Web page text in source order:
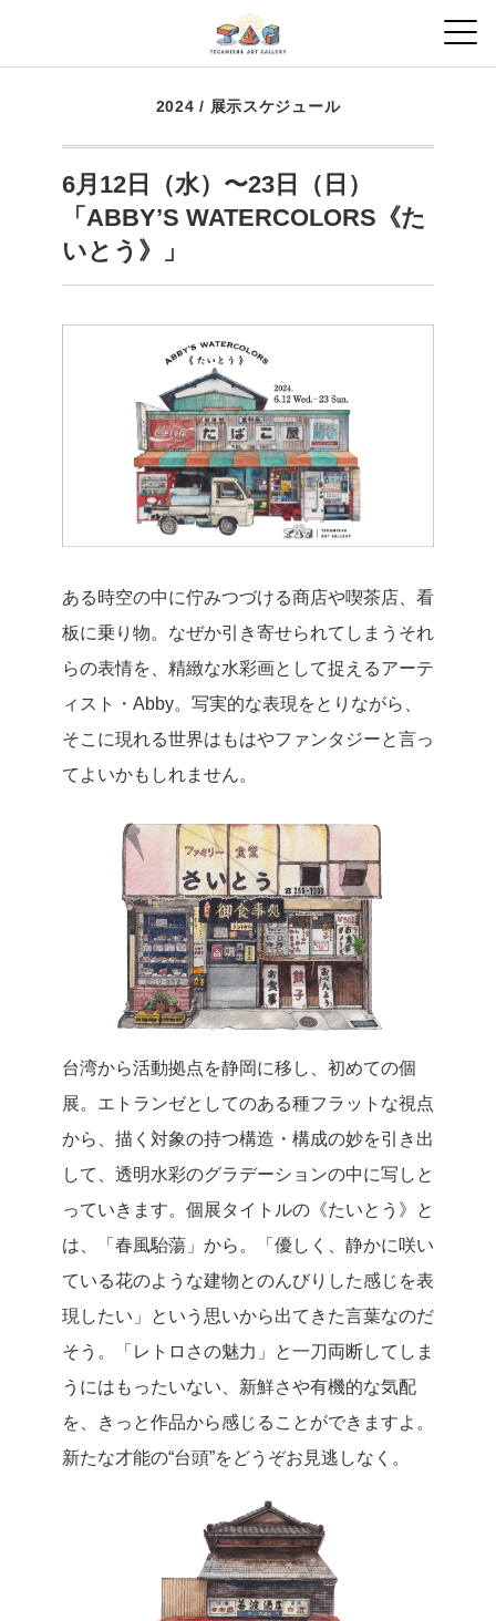
2024 / 展示スケジュール
6月12日（水）〜23日（日）
「ABBY’S WATERCOLORS《た
いとう》」
ある時空の中に佇みつづける商店や喫茶店、看
板に乗り物。なぜか引き寄せられてしまうそれ
らの表情を、精緻な水彩画として捉えるアーテ
ィスト・Abby。写実的な表現をとりながら、
そこに現れる世界はもはやファンタジーと言っ
てよいかもしれません。
台湾から活動拠点を静岡に移し、初めての個
展。エトランゼとしてのある種フラットな視点
から、描く対象の持つ構造・構成の妙を引き出
して、透明水彩のグラデーションの中に写しと
っていきます。個展タイトルの《たいとう》と
は、「春風駘蕩」から。「優しく、静かに咲い
ている花のような建物とのんびりした感じを表
現したい」という思いから出てきた言葉なのだ
そう。「レトロさの魅力」と一刀両断してしま
うにはもったいない、新鮮さや有機的な気配
を、きっと作品から感じることができますよ。
新たな才能の“台頭”をどうぞお見逃しなく。